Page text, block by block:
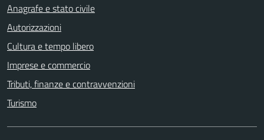
Anagrafe e stato civile
Autorizzazioni
Cultura e tempo libero
Imprese e commercio
Tributi, finanze e contravvenzioni
Turismo